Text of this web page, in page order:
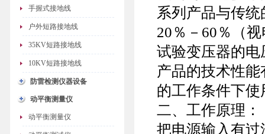
手握式接地线
户外短路接地线
35KV短路接地线
10KV短路接地线
防雷检测仪器设备
动平衡测量仪
动平衡测量仪
系列产品与传
20％－60％（
试验变压器的
产品的技术性
的工作条件下使
二、 工作原理：
把电源输入有